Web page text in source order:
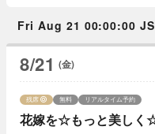
Fri Aug 21 00:00:00
8/21 (金)
花嫁を☆もっと美しく
残席 無料 リアルタイム予約